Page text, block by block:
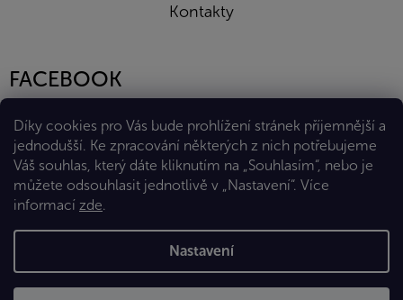
Díky cookies pro Vás bude prohlížení stránek příjemnější a
jednodušší. Ke zpracování některých z nich potřebujeme
Váš souhlas, který dáte kliknutím na „Souhlasím“, nebo je
můžete odsouhlasit jednotlivě v „Nastavení“. Více
informací zde.
Nastavení
Kontakty
FACEBOOK
Vytvořil Shoptet Premium
Copyright 2026Eshop Diana Company, spol. s r.o.. Všechna